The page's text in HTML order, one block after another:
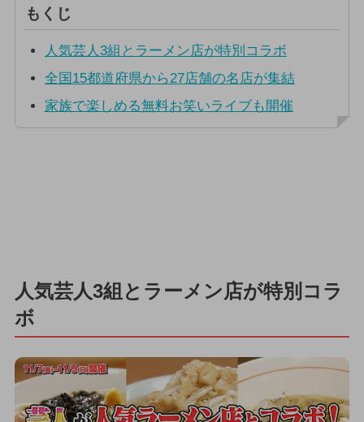
もくじ
人気芸人3組とラーメン店が特別コラボ
全国15都道府県から27店舗の名店が集結
家族で楽しめる無料お笑いライブも開催
人気芸人3組とラーメン店が特別コラ
ボ